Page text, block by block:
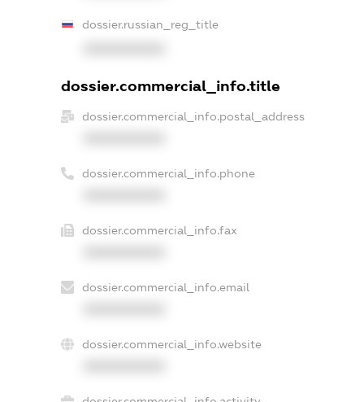
dossier.russian_reg_title
dossier.commercial_info.title
dossier.commercial_info.postal_address
dossier.commercial_info.phone
dossier.commercial_info.fax
dossier.commercial_info.email
dossier.commercial_info.website